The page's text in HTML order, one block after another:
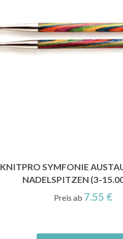
KNITPRO SYMFONIE
NADELSPITZEN (3-
Preis ab 7.55 €